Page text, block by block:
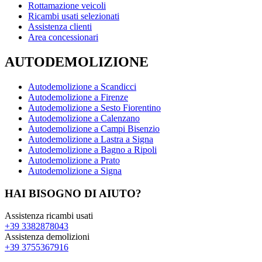
Rottamazione veicoli
Ricambi usati selezionati
Assistenza clienti
Area concessionari
AUTODEMOLIZIONE
Autodemolizione a Scandicci
Autodemolizione a Firenze
Autodemolizione a Sesto Fiorentino
Autodemolizione a Calenzano
Autodemolizione a Campi Bisenzio
Autodemolizione a Lastra a Signa
Autodemolizione a Bagno a Ripoli
Autodemolizione a Prato
Autodemolizione a Signa
HAI BISOGNO DI AIUTO?
Assistenza ricambi usati
+39 3382878043
Assistenza demolizioni
+39 3755367916